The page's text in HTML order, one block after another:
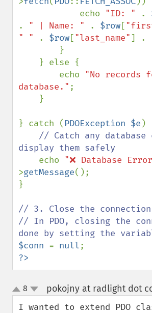
            echo
"ID: " .
. " | Name: " . $row[
" "
. $row["last_name"] .
        echo
"No records
database." ;
} catch ( PDOException $e )
// Catch any database
display them safely
echo "❌ Database
>getMessage();
}
// 3. Close the connection
// In PDO, closing the
$conn = null
?>
up
down
8 pokojny at radlight dot
I wanted to extend PDO